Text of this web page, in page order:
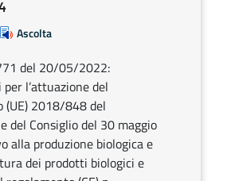
Ascolta
del 20/05/2022:
per l’attuazione del
(UE) 2018/848 del
del Consiglio del 30 maggio
alla produzione biologica e
dei prodotti biologici e